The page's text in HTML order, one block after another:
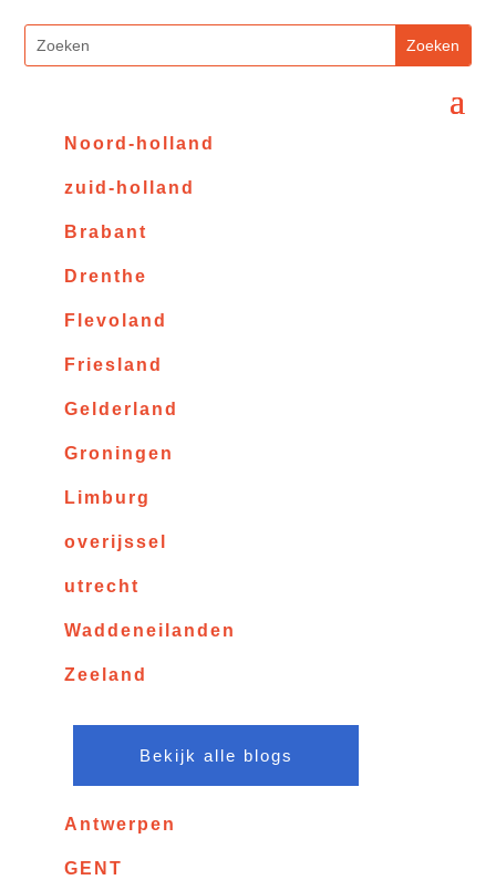
Noord-holland
zuid-holland
Brabant
Drenthe
Flevoland
Friesland
Gelderland
Groningen
Limburg
overijssel
utrecht
Waddeneilanden
Zeeland
Bekijk alle blogs
Antwerpen
GENT